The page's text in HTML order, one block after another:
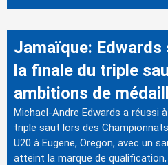
Jamaïque:
la finale du triple
ambitions de
Michael-Andre Edwards a réussi
triple saut lors des
U20 à Eugene, Oregon, avec un
atteint la marque de